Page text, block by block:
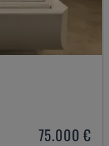
75.000 €